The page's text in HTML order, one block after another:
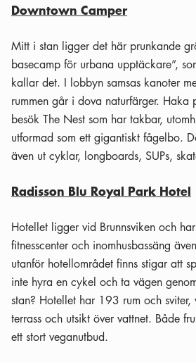
Downtown Camper
Mitt i stan ligger det här prunkande
basecamp för urbana upptäckare”,
kallar det. I lobbyn samsas kanoter
rummen går i dova naturfärger. Haka
besök The Nest som har takbar,
utformad som ett gigantiskt fågelbo.
även ut cyklar, longboards, SUPs,
Radisson Blu Royal Park Hotel
Hotellet ligger vid Brunnsviken och
fitnesscenter och inomhusbassäng
utanför hotellområdet finns stigar att
inte hyra en cykel och ta vägen
stan? Hotellet har 193 rum och sviter,
terrass och utsikt över vattnet. Både
ett stort veganutbud.